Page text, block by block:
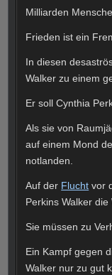
Milliarden
Frieden ist ein
In diesen
Walker zu einem
Er soll Cynthia
Als sie von
auf einem Mond
notlanden.
Auf der Flucht vor
Perkins Walker die
Sie müssen zu
Ein Kampf gegen
Walker nur zu gut